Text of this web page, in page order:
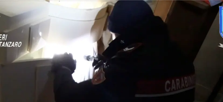
AMBIENTE
SOCIETÀ
CULTURA
ECONOMIA E LAVORO